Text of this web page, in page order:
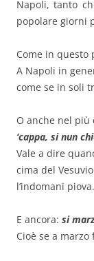
Napoli, tanto
popolare giorni
Come in questo
A Napoli in
come se in soli
O anche nel più
‘cappa, si nun
Vale a dire
cima del
l’indomani piova.
E ancora: si
Cioè se a